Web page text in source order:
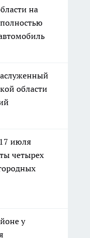
на
области
июля
четырех
у